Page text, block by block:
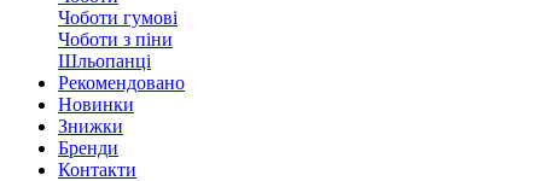
Чоботи гумові
Чоботи з піни
Шльопанці
Рекомендовано
Новинки
Знижки
Бренди
Контакти